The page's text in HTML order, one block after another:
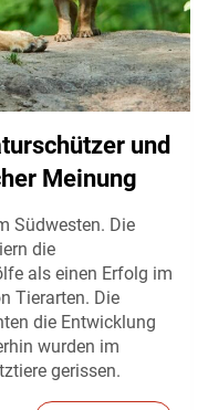
und
Meinung
Südwesten. Die
die
als einen Erfolg im
Tierarten. Die
die Entwicklung
wurden im
gerissen.